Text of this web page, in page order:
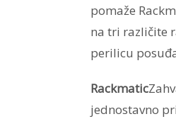
pomaže
na tri različite
perilicu
Rackmatic
jednostavno